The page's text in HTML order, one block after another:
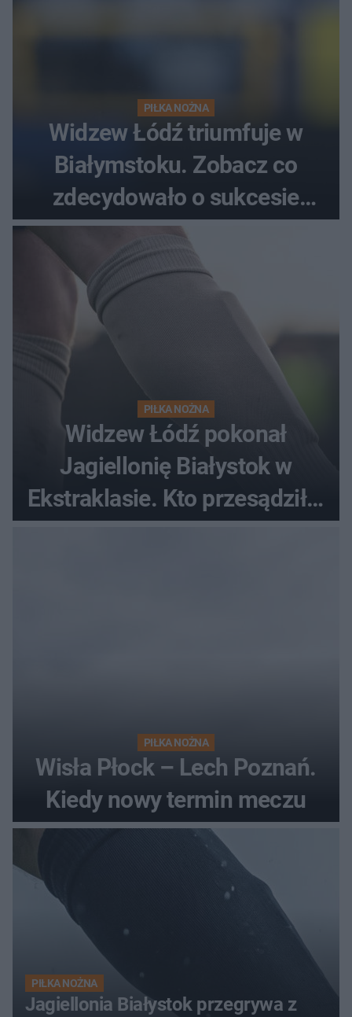
PIŁKA NOŻNA
Widzew Łódź triumfuje w
Białymstoku. Zobacz co
zdecydowało o sukcesie
gości
PIŁKA NOŻNA
Widzew Łódź pokonał
Jagiellonię Białystok w
Ekstraklasie. Kto przesądził o
PIŁKA NOŻNA
Wisła Płock – Lech Poznań.
Kiedy nowy termin meczu
PIŁKA NOŻNA
Jagiellonia Białystok przegrywa z